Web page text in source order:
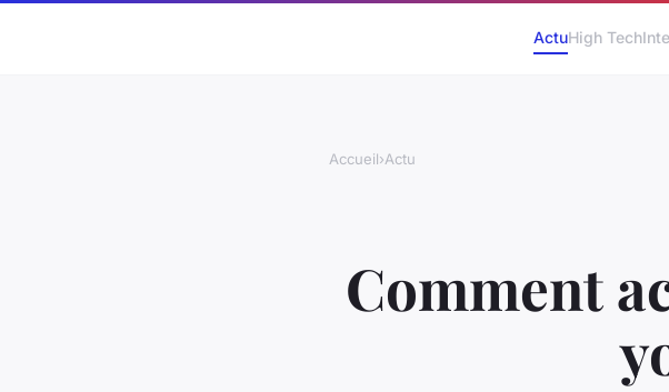
ActuHigh Tech
Accueil›Actu
Comment